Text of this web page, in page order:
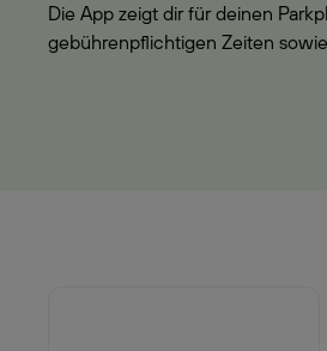
Die App zeigt dir für deinen
gebührenpflichtigen Zeiten